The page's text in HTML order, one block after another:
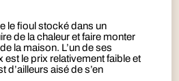
le fioul stocké dans un
de la chaleur et faire monter
la maison. L’un de ses
est le prix relativement faible et
d’ailleurs aisé de s’en